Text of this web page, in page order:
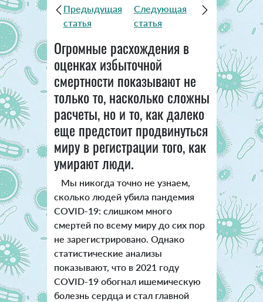
Предыдущая
статья
Следующая
статья
Огромные расхождения в
оценках избыточной
смертности показывают не
только то, насколько сложны
расчеты, но и то, как далеко
еще предстоит продвинуться
миру в регистрации того, как
умирают люди.
Мы никогда точно не узнаем,
сколько людей убила пандемия
COVID-19: слишком много
смертей по всему миру до сих пор
не зарегистрировано. Однако
статистические анализы
показывают, что в 2021 году
COVID-19 обогнал ишемическую
болезнь сердца и стал главной